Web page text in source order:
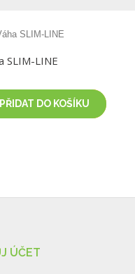
SLIM-LINE
PŘIDAT DO KOŠÍKU
ÚČET